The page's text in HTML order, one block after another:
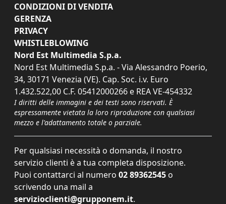
CONDIZIONI DI VENDITA
GERENZA
PRIVACY
WHISTLEBLOWING
Nord Est Multimedia S.p.a.
Nord Est Multimedia S.p.a. - Via Alessandro Poerio,
34, 30171 Venezia (VE). Cap. Soc. i.v. Euro
1.432.522,00 C.F. 05412000266 e REA VE-454332
I diritti delle immagini e dei testi sono riservati. È
espressamente vietata la loro riproduzione con qualsiasi
mezzo e l'adattamento totale o parziale.
Per qualsiasi necessità o domanda, il nostro
servizio clienti è a tua completa disposizione.
Puoi contattarci al numero 02 89362545 o
scrivendo una mail a
servizioclienti@grupponem.it.